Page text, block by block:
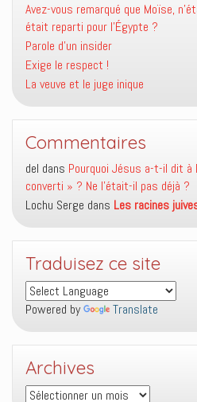
Avez-vous remarqué que Moïse,
était reparti pour l’Égypte ?
Parole d’un insider
Exige le respect !
La veuve et le juge inique
Commentaires
del dans Pourquoi Jésus a-t-il dit
converti » ? Ne l’était-il pas déjà ?
Lochu Serge dans Les racines
Traduisez ce site
Powered by Translate
Archives
Archives